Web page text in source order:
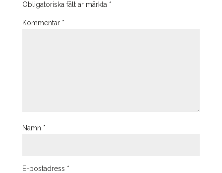
Obligatoriska fält är märkta *
Kommentar *
Namn *
E-postadress *